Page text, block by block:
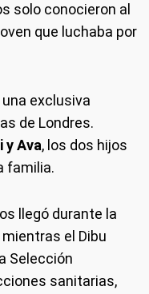
solo conocieron al
que luchaba por
exclusiva
de Londres.
y Ava, los dos hijos
familia.
llegó durante la
el Dibu
Selección
sanitarias,